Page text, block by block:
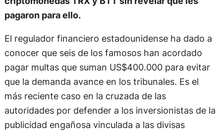
pagaron para ello.
El regulador financiero estadounidense ha dado a
conocer que seis de los famosos han acordado
pagar multas que suman US$400.000 para evitar
que la demanda avance en los tribunales. Es el
más reciente caso en la cruzada de las
autoridades por defender a los inversionistas de la
publicidad engañosa vinculada a las divisas